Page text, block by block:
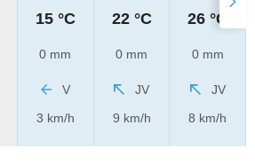
15 °C
0 mm
V
3 km/h
22 °C
0 mm
JV
9 km/h
26 °C
0 mm
JV
8 km/h